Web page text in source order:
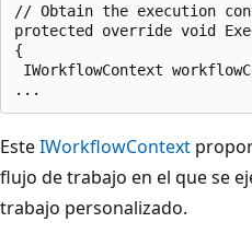
// Obtain the execution
protected override void
{
IWorkflowContext
EsteIWorkflowContext
flujo de trabajo en el que se
trabajo personalizado.